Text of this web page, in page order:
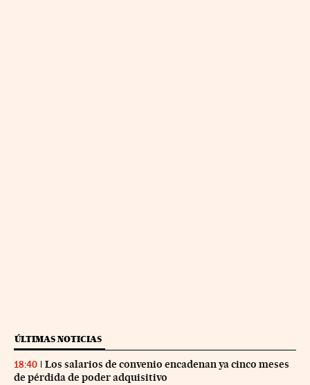
ÚLTIMAS NOTICIAS
18:40
Los salarios de convenio encadenan ya cinco meses
de pérdida de poder adquisitivo